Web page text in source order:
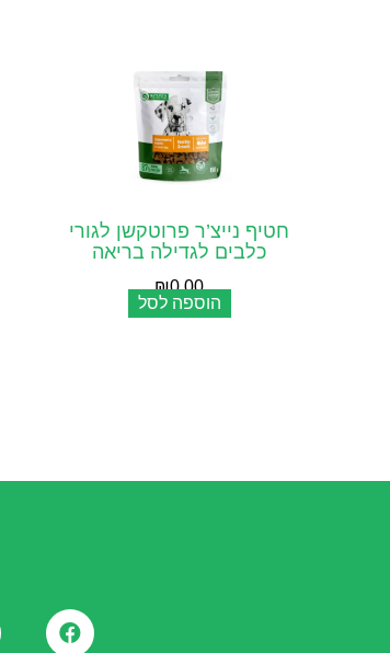
חטיף נייצ’ר פרוטקשן לגורי
כלבים לגדילה בריאה
₪0.00
הוספה לסל